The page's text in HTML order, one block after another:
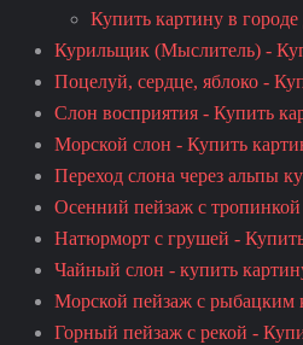
Купить картину в
Курильщик (Мыслитель) -
Поцелуй, сердце, яблоко -
Слон восприятия - Купить
Морской слон - Купить
Переход слона через альпы
Осенний пейзаж с тропинкой
Натюрморт с грушей -
Чайный слон - купить
Морской пейзаж с рыбацким
Горный пейзаж с рекой -